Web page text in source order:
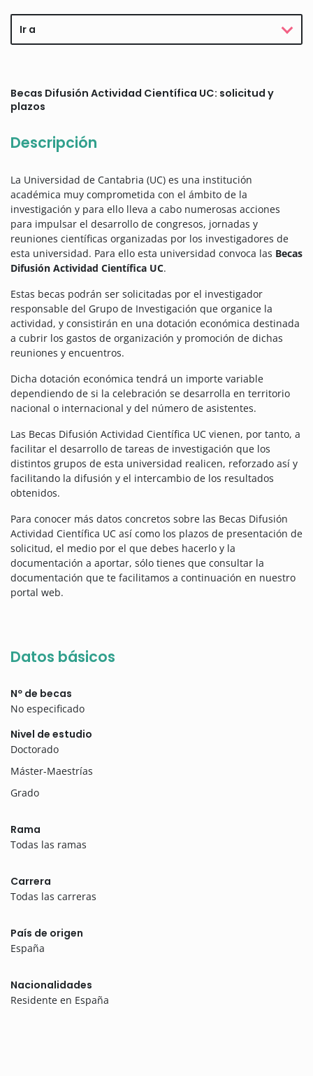
Ir a
Becas Difusión Actividad Científica UC: solicitud y
plazos
Descripción
La Universidad de Cantabria (UC) es una institución
académica muy comprometida con el ámbito de la
investigación y para ello lleva a cabo numerosas acciones
para impulsar el desarrollo de congresos, jornadas y
reuniones científicas organizadas por los investigadores de
esta universidad. Para ello esta universidad convoca las Becas
Difusión Actividad Científica UC.
Estas becas podrán ser solicitadas por el investigador
responsable del Grupo de Investigación que organice la
actividad, y consistirán en una dotación económica destinada
a cubrir los gastos de organización y promoción de dichas
reuniones y encuentros.
Dicha dotación económica tendrá un importe variable
dependiendo de si la celebración se desarrolla en territorio
nacional o internacional y del número de asistentes.
Las Becas Difusión Actividad Científica UC vienen, por tanto, a
facilitar el desarrollo de tareas de investigación que los
distintos grupos de esta universidad realicen, reforzado así y
facilitando la difusión y el intercambio de los resultados
obtenidos.
Para conocer más datos concretos sobre las Becas Difusión
Actividad Científica UC así como los plazos de presentación de
solicitud, el medio por el que debes hacerlo y la
documentación a aportar, sólo tienes que consultar la
documentación que te facilitamos a continuación en nuestro
portal web.
Datos básicos
Nº de becas
No especificado
Nivel de estudio
Doctorado
Máster-Maestrías
Grado
Rama
Todas las ramas
Carrera
Todas las carreras
País de origen
España
Nacionalidades
Residente en España